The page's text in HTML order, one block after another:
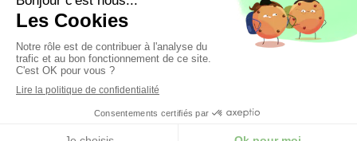
©2018 Le Corps En Vie - Sophrologue Lyon
Prendre rendez-vous sur Terapiz
Création et référencement du site par Simplébo
Site partenaire deMedoucine